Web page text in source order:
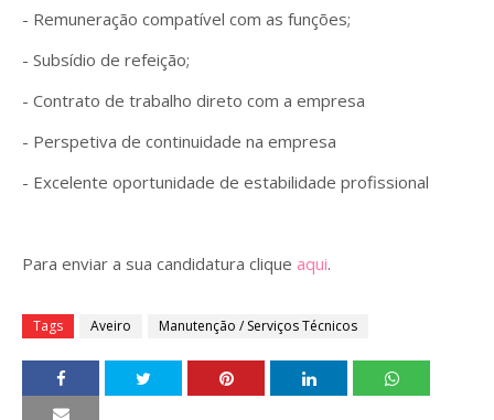
- Remuneração compatível com as funções;
- Subsídio de refeição;
- Contrato de trabalho direto com a empresa
- Perspetiva de continuidade na empresa
- Excelente oportunidade de estabilidade profissional
Para enviar a sua candidatura clique aqui.
Tags Aveiro Manutenção / Serviços Técnicos